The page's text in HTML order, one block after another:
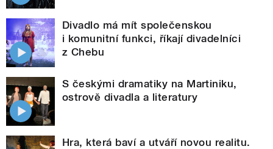
Divadlo má mít společenskou
i komunitní funkci, říkají divadelníci
z Chebu
S českými dramatiky na Martiniku,
ostrově divadla a literatury
Hra, která baví a utváří novou realitu.